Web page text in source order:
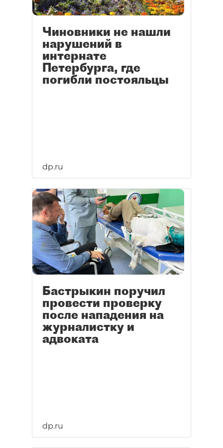
Чиновники не нашли
нарушений в
интернате
Петербурга, где
погибли постояльцы
dp.ru
Бастрыкин поручил
провести проверку
после нападения на
журналистку и
адвоката
dp.ru